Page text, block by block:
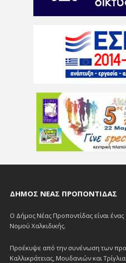
ΔΉΜΟΣ ΝΈΑΣ ΠΡΟΠΟΝΤΊΔΑΣ
Ο Δήμος Νέας Προποντίδας είναι
Νομού Χαλκιδικής.
Προέκυψε από την συνένωση των
Καλλικράτειας, Μουδανιών και